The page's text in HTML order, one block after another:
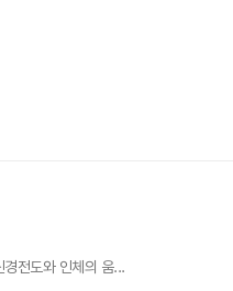
전도와 인체의 움...